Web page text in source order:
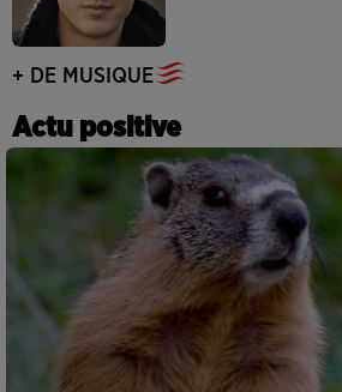
+ DE MUSIQUE
Actu positive